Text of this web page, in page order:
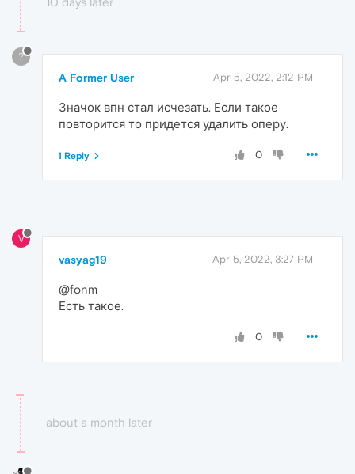
?
A Former User Apr 5, 2022, 2:12 PM
Значок впн стал исчезать. Если такое
повторится то придется удалить оперу.
0
1 Reply
V
vasyag19 Apr 5, 2022, 3:27 PM
@fonm
Есть такое.
0
about a month later